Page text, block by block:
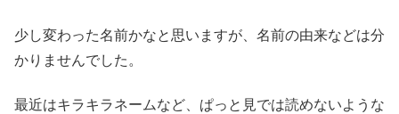
少し変わった名前かなと思いますが、名前の由来などは分
かりませんでした。
最近はキラキラネームなど、ぱっと見では読めないような